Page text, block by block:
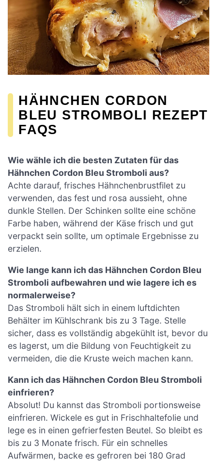
HÄHNCHEN CORDON
BLEU STROMBOLI REZEPT
FAQS
Wie wähle ich die besten Zutaten für das
Hähnchen Cordon Bleu Stromboli aus?
Achte darauf, frisches Hähnchenbrustfilet zu
verwenden, das fest und rosa aussieht, ohne
dunkle Stellen. Der Schinken sollte eine schöne
Farbe haben, während der Käse frisch und gut
verpackt sein sollte, um optimale Ergebnisse zu
erzielen.
Wie lange kann ich das Hähnchen Cordon Bleu
Stromboli aufbewahren und wie lagere ich es
normalerweise?
Das Stromboli hält sich in einem luftdichten
Behälter im Kühlschrank bis zu 3 Tage. Stelle
sicher, dass es vollständig abgekühlt ist, bevor du
es lagerst, um die Bildung von Feuchtigkeit zu
vermeiden, die die Kruste weich machen kann.
Kann ich das Hähnchen Cordon Bleu Stromboli
einfrieren?
Absolut! Du kannst das Stromboli portionsweise
einfrieren. Wickele es gut in Frischhaltefolie und
lege es in einen gefrierfesten Beutel. So bleibt es
bis zu 3 Monate frisch. Für ein schnelles
Aufwärmen, backe es gefroren bei 180 Grad